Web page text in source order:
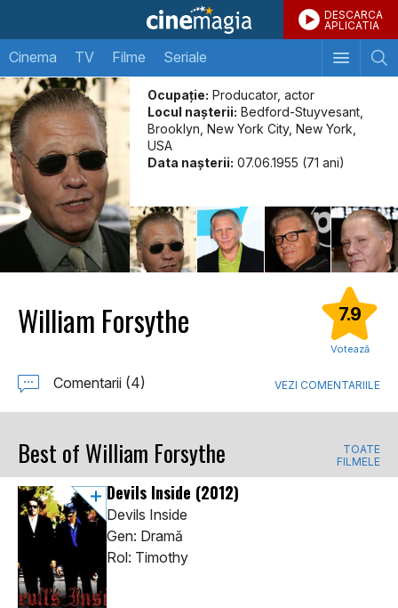
DESCARCA
APLICATIA
Cinema TV Filme Seriale
Ocupație: Producator, actor
Locul naşterii: Bedford-Stuyvesant,
Brooklyn, New York City, New York,
USA
Data naşterii: 07.06.1955 (71 ani)
William Forsythe 7.9
Votează
Comentarii (4) VEZI COMENTARIILE
Best of William Forsythe
TOATE
FILMELE
Devils Inside (2012)
Devils Inside
Gen: Dramă
Rol: Timothy